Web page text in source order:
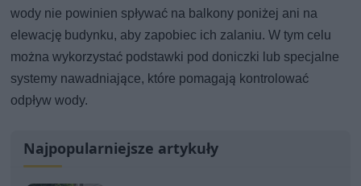
wody nie powinien spływać na balkony poniżej ani na
elewację budynku, aby zapobiec ich zalaniu. W tym celu
można wykorzystać podstawki pod doniczki lub specjalne
systemy nawadniające, które pomagają kontrolować
odpływ wody.
Najpopularniejsze artykuły